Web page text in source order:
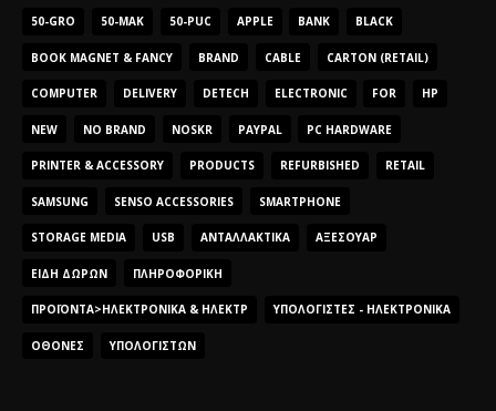
50-GRO 50-MAK 50-PUC APPLE BANK BLACK
BOOK MAGNET & FANCY BRAND CABLE CARTON (RETAIL)
COMPUTER DELIVERY DETECH ELECTRONIC FOR HP
NEW NO BRAND NOSKR PAYPAL PC HARDWARE
PRINTER & ACCESSORY PRODUCTS REFURBISHED RETAIL
SAMSUNG SENSO ACCESSORIES SMARTPHONE
STORAGE MEDIA USB ΑΝΤΑΛΛΑΚΤΙΚΆ ΑΞΕΣΟΥΆΡ
ΕΊΔΗ ΔΏΡΩΝ ΠΛΗΡΟΦΟΡΙΚΉ
ΠΡΟΪΌΝΤΑ>ΗΛΕΚΤΡΟΝΙΚΆ & ΗΛΕΚΤΡ ΥΠΟΛΟΓΙΣΤΈΣ - ΗΛΕΚΤΡΟΝΙΚΆ
ΟΘΌΝΕΣ ΥΠΟΛΟΓΙΣΤΏΝ